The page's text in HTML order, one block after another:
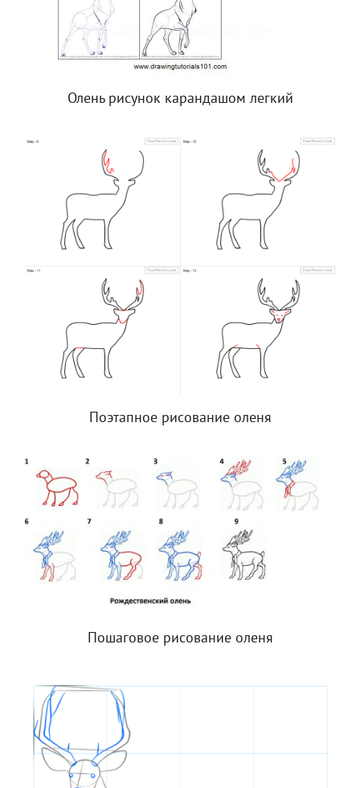
Олень рисунок карандашом легкий
Поэтапное рисование оленя
Пошаговое рисование оленя